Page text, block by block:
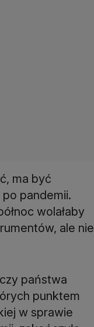
ma być
pandemii.
wolałaby
ale nie
państwa
punktem
w sprawie